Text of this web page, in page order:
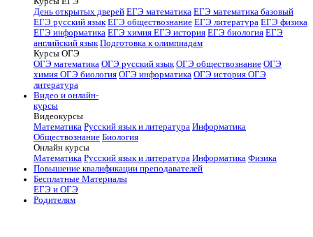
День открытых дверей ЕГЭ математика ЕГЭ математика базовый
ЕГЭ русский язык ЕГЭ обществознание ЕГЭ литература ЕГЭ физика
ЕГЭ информатика ЕГЭ химия ЕГЭ история ЕГЭ биология ЕГЭ
английский язык Подготовка к олимпиадам
Курсы ОГЭ
ОГЭ математика ОГЭ русский язык ОГЭ обществознание ОГЭ
химия ОГЭ биология ОГЭ информатика ОГЭ история ОГЭ
литература
Видео и онлайн-
курсы
Видеокурсы
Математика Русский язык и литература Информатика
Обществознание Биология
Онлайн курсы
Математика Русский язык и литература Информатика Физика
Повышение квалификации преподавателей
Бесплатные Материалы
ЕГЭ и ОГЭ
Родителям